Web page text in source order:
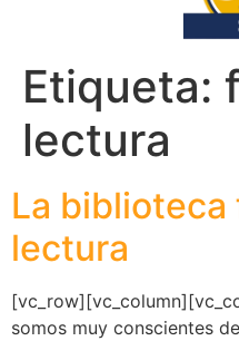
Etiqueta:
lectura
La biblioteca
lectura
somos muy conscientes